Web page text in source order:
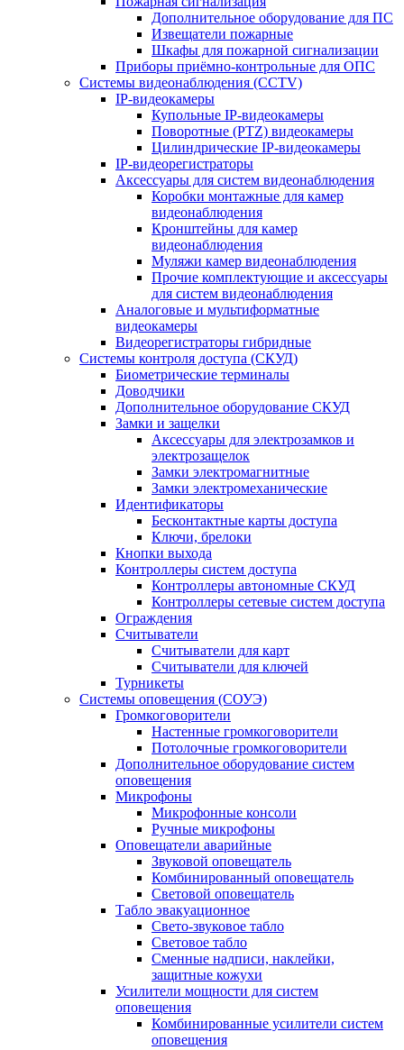
Дополнительное оборудование для ПС
Извещатели пожарные
Шкафы для пожарной сигнализации
Приборы приёмно-контрольные для ОПС
Системы видеонаблюдения (CCTV)
IP-видеокамеры
Купольные IP-видеокамеры
Поворотные (PTZ) видеокамеры
Цилиндрические IP-видеокамеры
IP-видеорегистраторы
Аксессуары для систем видеонаблюдения
Коробки монтажные для камер
видеонаблюдения
Кронштейны для камер
видеонаблюдения
Муляжи камер видеонаблюдения
Прочие комплектующие и аксессуары
для систем видеонаблюдения
Аналоговые и мультиформатные
видеокамеры
Видеорегистраторы гибридные
Системы контроля доступа (СКУД)
Биометрические терминалы
Доводчики
Дополнительное оборудование СКУД
Замки и защелки
Аксессуары для электрозамков и
электрозащелок
Замки электромагнитные
Замки электромеханические
Идентификаторы
Бесконтактные карты доступа
Ключи, брелоки
Кнопки выхода
Контроллеры систем доступа
Контроллеры автономные СКУД
Контроллеры сетевые систем доступа
Ограждения
Считыватели
Считыватели для карт
Считыватели для ключей
Турникеты
Системы оповещения (СОУЭ)
Громкоговорители
Настенные громкоговорители
Потолочные громкоговорители
Дополнительное оборудование систем
оповещения
Микрофоны
Микрофонные консоли
Ручные микрофоны
Оповещатели аварийные
Звуковой оповещатель
Комбинированный оповещатель
Световой оповещатель
Табло эвакуационное
Свето-звуковое табло
Световое табло
Сменные надписи, наклейки,
защитные кожухи
Усилители мощности для систем
оповещения
Комбинированные усилители систем
оповещения